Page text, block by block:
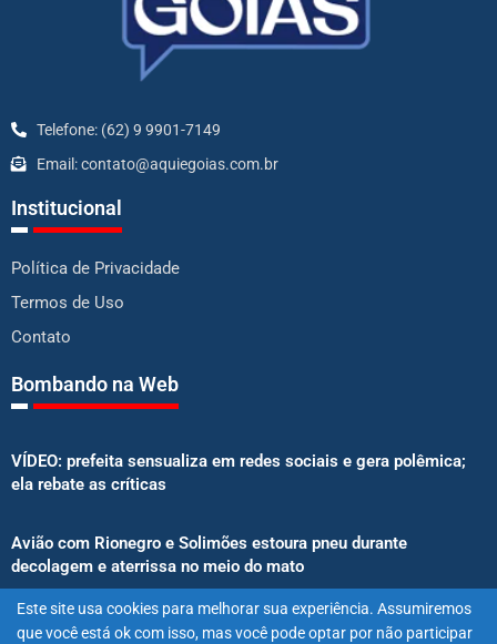
Telefone: (62) 9 9901-7149
Email: contato@aquiegoias.com.br
Institucional
Política de Privacidade
Termos de Uso
Contato
Bombando na Web
VÍDEO: prefeita sensualiza em redes sociais e gera polêmica;
ela rebate as críticas
Avião com Rionegro e Solimões estoura pneu durante
decolagem e aterrissa no meio do mato
Senado aprova proibição de atletas e influenciadores em
Este site usa cookies para melhorar sua experiência. Assumiremos
que você está ok com isso, mas você pode optar por não participar